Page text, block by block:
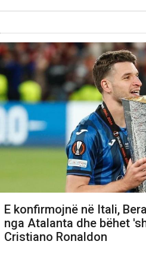
E konfirmojnë në Itali,
nga Atalanta dhe bëhet
Cristiano Ronaldon